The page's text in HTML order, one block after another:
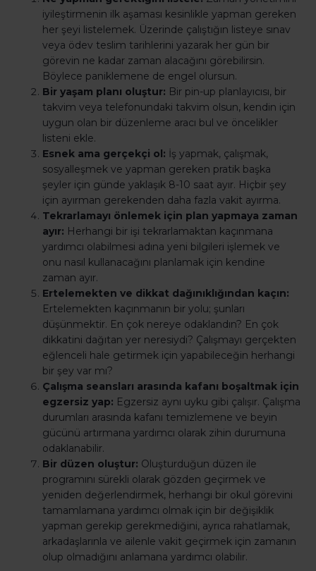
iyileştirmenin ilk aşaması kesinlikle yapman gereken
her şeyi listelemek. Üzerinde çalıştığın listeye sınav
veya ödev teslim tarihlerini yazarak her gün bir
görevin ne kadar zaman alacağını görebilirsin.
Böylece paniklemene de engel olursun.
Bir yaşam planı oluştur: Bir pin-up planlayıcısı, bir
takvim veya telefonundaki takvim olsun, kendin için
uygun olan bir düzenleme aracı bul ve öncelikler
listeni ekle.
Esnek ama gerçekçi ol: İş yapmak, çalışmak,
sosyalleşmek ve yapman gereken pratik başka
şeyler için günde yaklaşık 8-10 saat ayır. Hiçbir şey
için ayırman gerekenden daha fazla vakit ayırma.
Tekrarlamayı önlemek için plan yapmaya zaman
ayır: Herhangi bir işi tekrarlamaktan kaçınmana
yardımcı olabilmesi adına yeni bilgileri işlemek ve
onu nasıl kullanacağını planlamak için kendine
zaman ayır.
Ertelemekten ve dikkat dağınıklığından kaçın:
Ertelemekten kaçınmanın bir yolu; şunları
düşünmektir. En çok nereye odaklandın? En çok
dikkatini dağıtan yer neresiydi? Çalışmayı gerçekten
eğlenceli hale getirmek için yapabileceğin herhangi
bir şey var mı?
Çalışma seansları arasında kafanı boşaltmak için
egzersiz yap: Egzersiz aynı uyku gibi çalışır. Çalışma
durumları arasında kafanı temizlemene ve beyin
gücünü artırmana yardımcı olarak zihin durumuna
odaklanabilir.
Bir düzen oluştur: Oluşturduğun düzen ile
programını sürekli olarak gözden geçirmek ve
yeniden değerlendirmek, herhangi bir okul görevini
tamamlamana yardımcı olmak için bir değişiklik
yapman gerekip gerekmediğini, ayrıca rahatlamak,
arkadaşlarınla ve ailenle vakit geçirmek için zamanın
olup olmadığını anlamana yardımcı olabilir.